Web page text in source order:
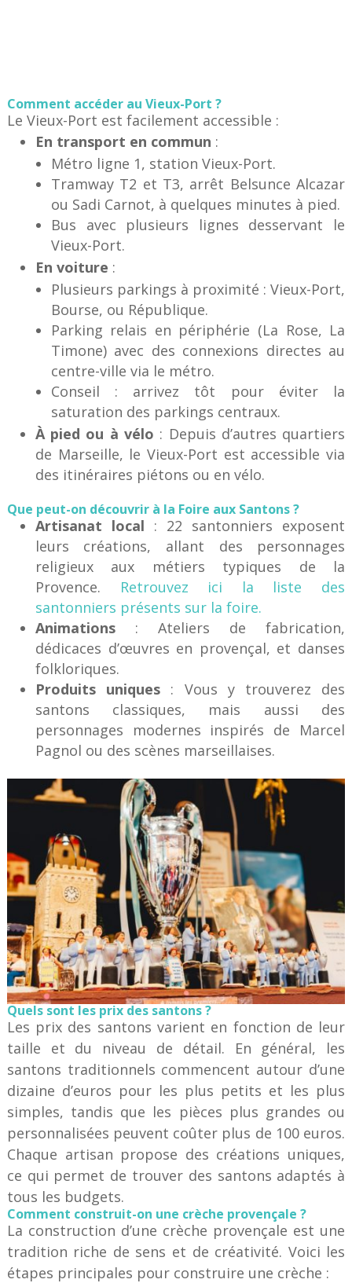
Comment accéder au Vieux-Port ?
Le Vieux-Port est facilement accessible :
En transport en commun :
Métro ligne 1, station Vieux-Port.
Tramway T2 et T3, arrêt Belsunce Alcazar
ou Sadi Carnot, à quelques minutes à pied.
Bus avec plusieurs lignes desservant le
Vieux-Port.
En voiture :
Plusieurs parkings à proximité : Vieux-Port,
Bourse, ou République.
Parking relais en périphérie (La Rose, La
Timone) avec des connexions directes au
centre-ville via le métro.
Conseil : arrivez tôt pour éviter la
saturation des parkings centraux.
À pied ou à vélo : Depuis d’autres quartiers
de Marseille, le Vieux-Port est accessible via
des itinéraires piétons ou en vélo.
Que peut-on découvrir à la Foire aux Santons ?
Artisanat local : 22 santonniers exposent
leurs créations, allant des personnages
religieux aux métiers typiques de la
Provence.
Retrouvez ici la liste des
santonniers présents sur la foire.
Animations: Ateliers de fabrication,
dédicaces d’œuvres en provençal, et danses
folkloriques.
Produits uniques : Vous y trouverez des
santons classiques, mais aussi des
personnages modernes inspirés de Marcel
Pagnol ou des scènes marseillaises.
Quels sont les prix des santons ?
Les prix des santons varient en fonction de leur
taille et du niveau de détail. En général, les
santons traditionnels commencent autour d’une
dizaine d’euros pour les plus petits et les plus
simples, tandis que les pièces plus grandes ou
personnalisées peuvent coûter plus de 100 euros.
Chaque artisan propose des créations uniques,
ce qui permet de trouver des santons adaptés à
tous les budgets.
Comment construit-on une crèche provençale ?
La construction d’une crèche provençale est une
tradition riche de sens et de créativité. Voici les
étapes principales pour construire une crèche :